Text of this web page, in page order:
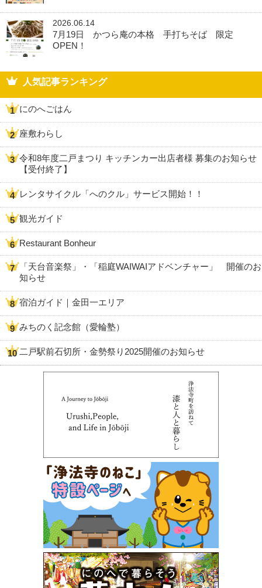
2026.06.14
7月19日 かつら庵の本格 手打ちそば 限定
OPEN！
人気記事ランキング
にのへごはん
座敷わらし
令和8年度二戸まつり キッチンカー出店者様 募集のお知らせ
【受付終了】
レンタサイクル「へのクル」サービス開始！！
観光ガイド
Restaurant Bonheur
「天台音楽祭」・「稲庭WAIWAIアドベンチャー」 開催のお
知らせ
宿泊ガイド｜金田一エリア
みちのく記念館（愛輪塾）
二戸駅前石切所・金勢祭り2025開催のお知らせ